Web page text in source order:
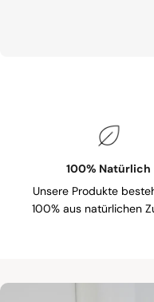
100% Natürlich
Unsere Produkte
100% aus natürlichen